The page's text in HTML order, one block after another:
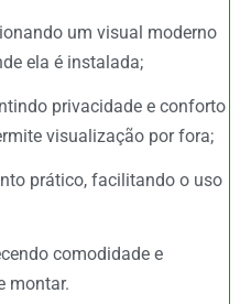
um visual moderno
ela é instalada;
privacidade e conforto
visualização por fora;
prático, facilitando o uso
comodidade e
montar.